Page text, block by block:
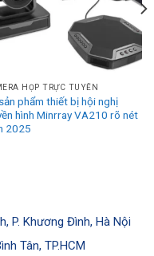
HỌP TRỰC TUYẾN
phẩm thiết bị hội nghị
hình Minrray VA210 rõ nét
2025
P. Khương Đình, Hà Nội
Tân, TP.HCM